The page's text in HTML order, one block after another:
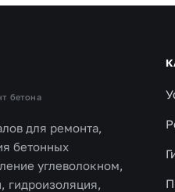
бетона
для ремонта,
бетонных
углеволокном,
гидроизоляция,